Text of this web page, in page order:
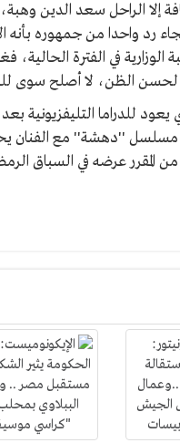
إلا الراحل سعد الدين
رد واحدا من جمهوره بأنه
الوزارية في الفترة الحالية،
لحسن الظن، لا أصلح سوى
للدراما التليفزيونية
''دهشة'' مع الفنان
المقرر عرضه في السباق